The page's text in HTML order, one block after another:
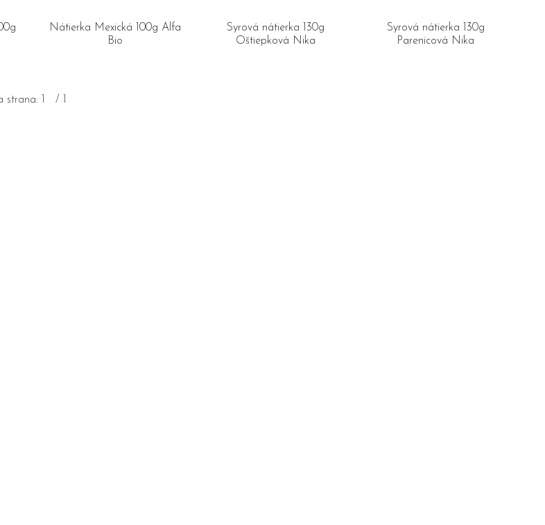
Nátierka Mexická 100g Alfa
Bio
Syrová nátierka 130g
Oštiepková Nika
Syrová nátierka 130g
Parenicová Nika
strana: 1 / 1